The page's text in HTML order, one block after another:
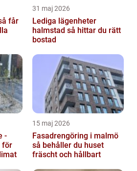
får
31 maj 2026
Lediga lägenheter
halmstad så hittar du rätt
bostad
-
för
15 maj 2026
Fasadrengöring i malmö
så behåller du huset
fräscht och hållbart